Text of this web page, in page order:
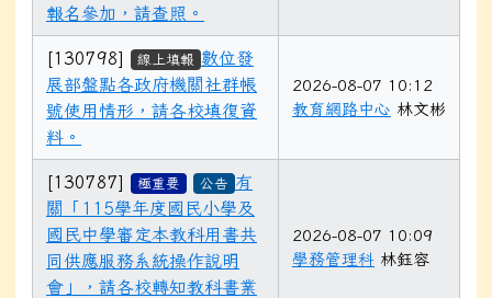
報名參加，請查照。
[130798] 線上填報 數位發
展部盤點各政府機關社群帳
號使用情形，請各校填復資
料。
2026-08-07 10:12
教育網路中心 林文彬
[130787] 極重要 公告
有
關「115學年度國民小學及
國民中學審定本教科用書共
同供應服務系統操作說明
會」，請各校轉知教科書業
2026-08-07 10:09
學務管理科 林鈺容